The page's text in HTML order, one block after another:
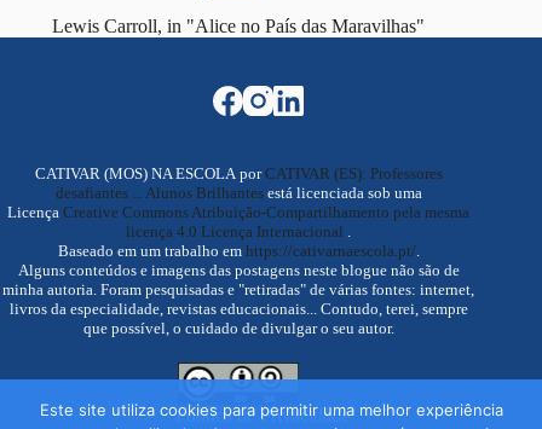
Lewis Carroll, in "Alice no País das Maravilhas"
CATIVAR (MOS) NA ESCOLA porCATIVAR (ES): Professores
desafiantes ... Alunos Brilhantesestá licenciada sob uma
LicençaCreative Commons Atribuição-Compartilhamento pela mesma
licença 4.0 Licença Internacional .
Baseado em um trabalho em https://cativarnaescola.pt/.
Alguns conteúdos e imagens das postagens neste blogue não são de
minha autoria. Foram pesquisadas e "retiradas" de várias fontes: internet,
livros da especialidade, revistas educacionais... Contudo, terei, sempre
que possível, o cuidado de divulgar o seu autor.
Política de Privacidade
Este site utiliza cookies para permitir uma melhor experiência